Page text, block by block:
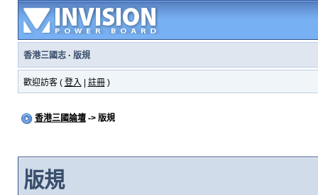
香港三國志· 版規
歡迎訪客 ( 登入 註冊)
香港三國論壇-> 版規
版規